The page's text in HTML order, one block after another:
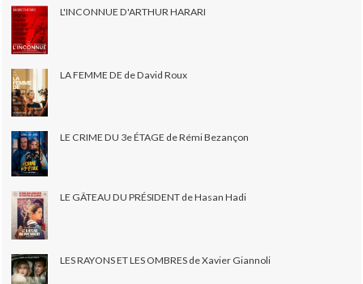
L'INCONNUE D'ARTHUR HARARI
LA FEMME DE de David Roux
LE CRIME DU 3e ÉTAGE de Rémi Bezançon
LE GÂTEAU DU PRÉSIDENT de Hasan Hadi
LES RAYONS ET LES OMBRES de Xavier Giannoli